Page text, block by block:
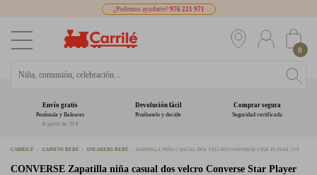
¿Podemos ayudarte? 976 221 971
0
Envío gratis
Península y Baleares
A partir de 39 €
Devolución fácil
Pruébatelo y decide
Comprar segura
Seguridad certificada
CARRILÉ ZAPATOS BEBÉ SNEAKERS BEBÉ ZAPATILLA NIÑA CASUAL DOS VELCRO CONVERSE STAR PLAYER 2VP
CONVERSE Zapatilla niña casual dos velcro Converse Star Player